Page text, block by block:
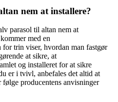
nem at installere?
parasol til altan nem at
med en
trin viser, hvordan man fastgør
at sikre, at
og installeret for at sikre
er i tvivl, anbefales det altid at
producentens anvisninger